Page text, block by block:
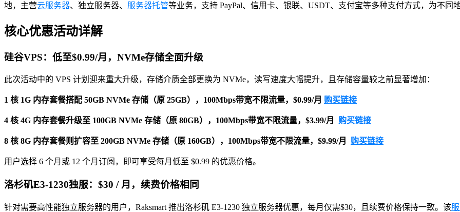
地，主营云服务器、独立服务器、 服务器托管等业务，支持 PayPal、信用卡、银联、USDT、支付宝等多种支付方式，为不同
核心优惠活动详解
硅谷VPS：低至$0.99/月，NVMe存储全面升级
此次活动中的 VPS 计划迎来重大升级，存储介质全部更换为 NVMe，读写速度大幅提升，且存储容量较之前显著增加：
1 核 1G 内存套餐搭配 50GB NVMe 存储（原 25GB），100Mbps带宽不限流量，$0.99/月 购买链接
4 核 4G 内存套餐升级至 100GB NVMe 存储（原 80GB），100Mbps带宽不限流量，$3.99/月 购买链接
8 核 8G 内存套餐则扩容至 200GB NVMe 存储（原 160GB），100Mbps带宽不限流量，$9.99/月 购买链接
用户选择 6 个月或 12 个月订阅，即可享受每月低至 $0.99 的优惠价格。
洛杉矶E3-1230独服：$30 / 月，续费价格相同
针对需要高性能独立服务器的用户，Raksmart 推出洛杉矶 E3-1230 独立服务器优惠，每月仅需$30，且续费价格保持一致。该